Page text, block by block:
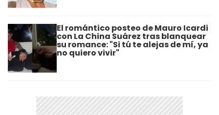
El romántico posteo de Mauro Icardi
con La China Suárez tras blanquear
su romance: "Si tú te alejas de mí, ya
no quiero vivir"